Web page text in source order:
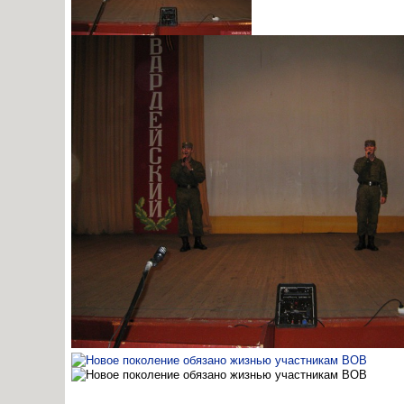
0
02.11.14
23:41:00
Защита своей Родины должна стать долгом
0
02.11.14
23:40:00
Новое поколение обязано жизнью участникам